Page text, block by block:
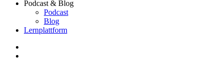
Podcast & Blog
Podcast
Blog
Lernplattform